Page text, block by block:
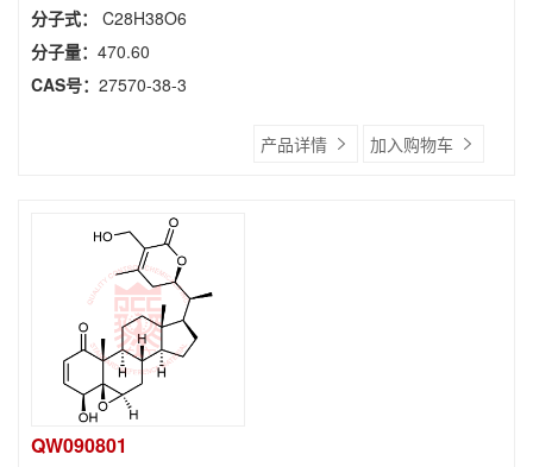
分子式： C28H38O6
分子量： 470.60
CAS号： 27570-38-3
产品详情 加入购物车
QW090801